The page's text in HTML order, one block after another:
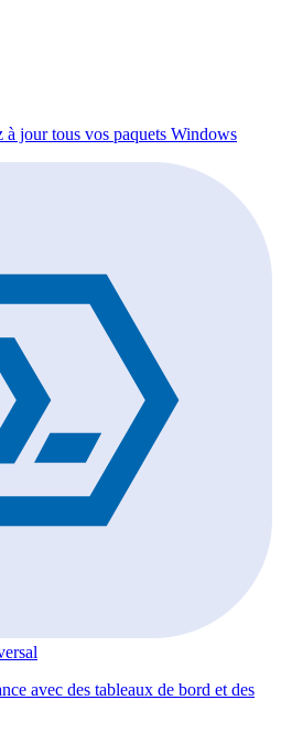
à jour tous vos paquets Windows
avec des tableaux de bord et des